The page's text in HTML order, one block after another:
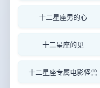
十二星座男的心
十二星座的见
十二星座专属电影怪兽